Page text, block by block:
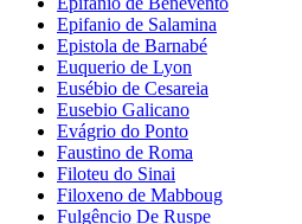
Epifanio de Salamina
Epistola de Barnabé
Euquerio de Lyon
Eusébio de Cesareia
Eusebio Galicano
Evágrio do Ponto
Faustino de Roma
Filoteu do Sinai
Filoxeno de Mabboug
Fulgêncio De Ruspe